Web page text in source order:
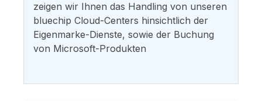
zeigen wir Ihnen das Handling von unseren
bluechip Cloud-Centers hinsichtlich der
Eigenmarke-Dienste, sowie der Buchung
von Microsoft-Produkten